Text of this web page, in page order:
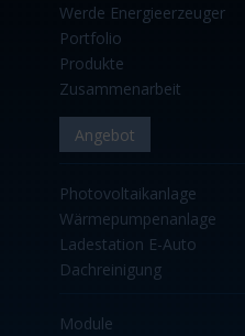
Werde Energieerzeuger
Portfolio
Produkte
Zusammenarbeit
Angebot
Photovoltaikanlage
Wärmepumpenanlage
Ladestation E-Auto
Dachreinigung
Module